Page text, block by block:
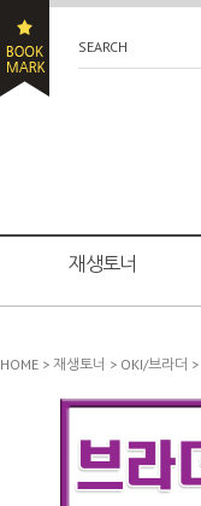
SEARCH
재생토너
HOME > 재생토너 > OKI/브라더 >